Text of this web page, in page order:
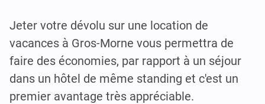
Jeter votre dévolu sur une location de
vacances à Gros-Morne vous permettra de
faire des économies, par rapport à un séjour
dans un hôtel de même standing et c'est un
premier avantage très appréciable.